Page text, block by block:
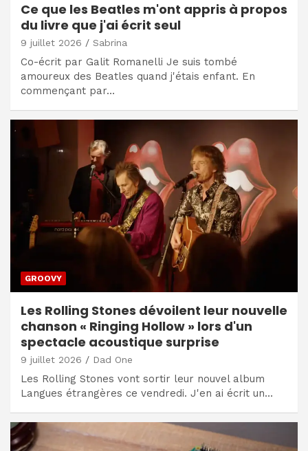
Ce que les Beatles m'ont appris à propos
du livre que j'ai écrit seul
9 juillet 2026 Sabrina
Co-écrit par Galit Romanelli Je suis tombé
amoureux des Beatles quand j'étais enfant. En
commençant par…
GROOVY
Les Rolling Stones dévoilent leur nouvelle
chanson « Ringing Hollow » lors d'un
spectacle acoustique surprise
9 juillet 2026 Dad One
Les Rolling Stones vont sortir leur nouvel album
Langues étrangères ce vendredi. J'en ai écrit un…